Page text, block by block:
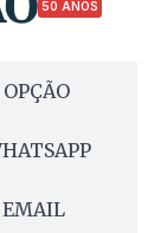
50 ANOS
EMAIL